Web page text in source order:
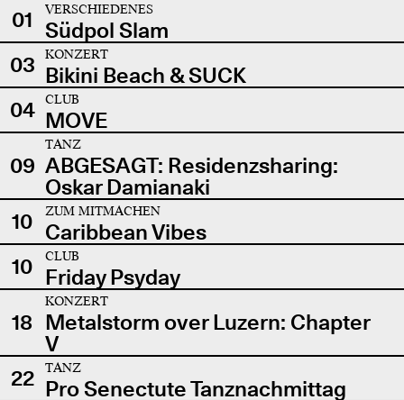
01
VERSCHIEDENES
Südpol Slam
03
KONZERT
Bikini Beach & SUCK
04
CLUB
MOVE
09
TANZ
ABGESAGT: Residenzsharing:
Oskar Damianaki
10
ZUM MITMACHEN
Caribbean Vibes
10
CLUB
Friday Psyday
18
KONZERT
Metalstorm over Luzern: Chapter
V
22
TANZ
Pro Senectute Tanznachmittag